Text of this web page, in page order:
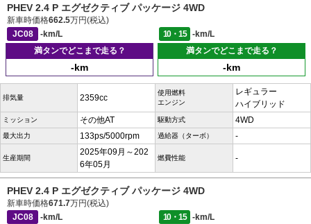
PHEV 2.4 P エグゼクティブ パッケージ 4WD
新車時価格662.5万円(税込)
JC08
-km/L 10・15
-km/L
満タンでどこまで走る？
-km
満タンでどこまで走る？
-km
排気量 2359cc
使用燃料
エンジン
レギュラー
ハイブリッド
ミッション その他AT 駆動方式 4WD
最大出力 133ps/5000rpm 過給器（ターボ） -
生産期間
2025年09月～202
6年05月
燃費性能 -
PHEV 2.4 P エグゼクティブ パッケージ 4WD
新車時価格671.7万円(税込)
JC08
-km/L 10・15
-km/L